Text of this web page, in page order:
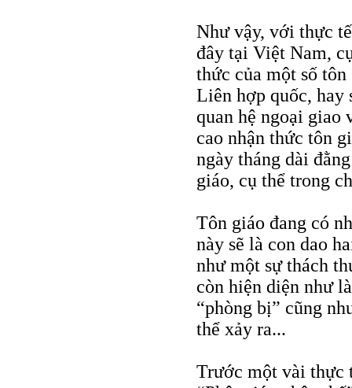
Như vậy, với thực
đây tại Việt Nam,
thức của một số
Liên hợp quốc, hay
quan hệ ngoại giao
cao nhận thức tôn
ngày tháng dài
giáo, cụ thể trong
Tôn giáo đang có
này sẽ là con dao
như một sự thách
còn hiện diện như
“phòng bị” cũng
thể xảy ra...
Trước một vài thực